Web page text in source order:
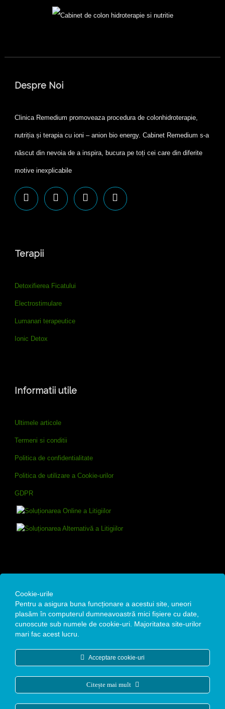
Despre Noi
Clinica Remedium promoveaza procedura de colonhidroterapie,
nutriția și terapia cu ioni – anion bio energy. Cabinet Remedium s-a
născut din nevoia de a inspira, bucura pe toți cei care din diferite
motive inexplicabile
Terapii
Detoxifierea Ficatului
Electrostimulare
Lumanari terapeutice
Ionic Detox
Informatii utile
Ultimele articole
Termeni si conditii
Politica de confidentialitate
Politica de utilizare a Cookie-urilor
GDPR
Remedium Estetic SRL
Str. Alexandru Moruzzi Voievod, Nr. 4A, Bucuresti
Date fiscale : CUI: 35142105 / Reg. Com: J40/12771/19.10.2015
+40 768 970 031
office@clinicaremedium.ro
Cookie-urile
Pentru a asigura buna funcționare a acestui site, uneori
plasăm în computerul dumneavoastră mici fișiere cu date,
cunoscute sub numele de cookie-uri. Majoritatea site-urilor
mari fac acest lucru.
Acceptare cookie-uri
Citește mai mult